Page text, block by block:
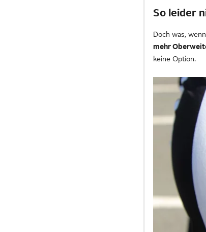
So leider
Doch was,
mehr
keine Option.